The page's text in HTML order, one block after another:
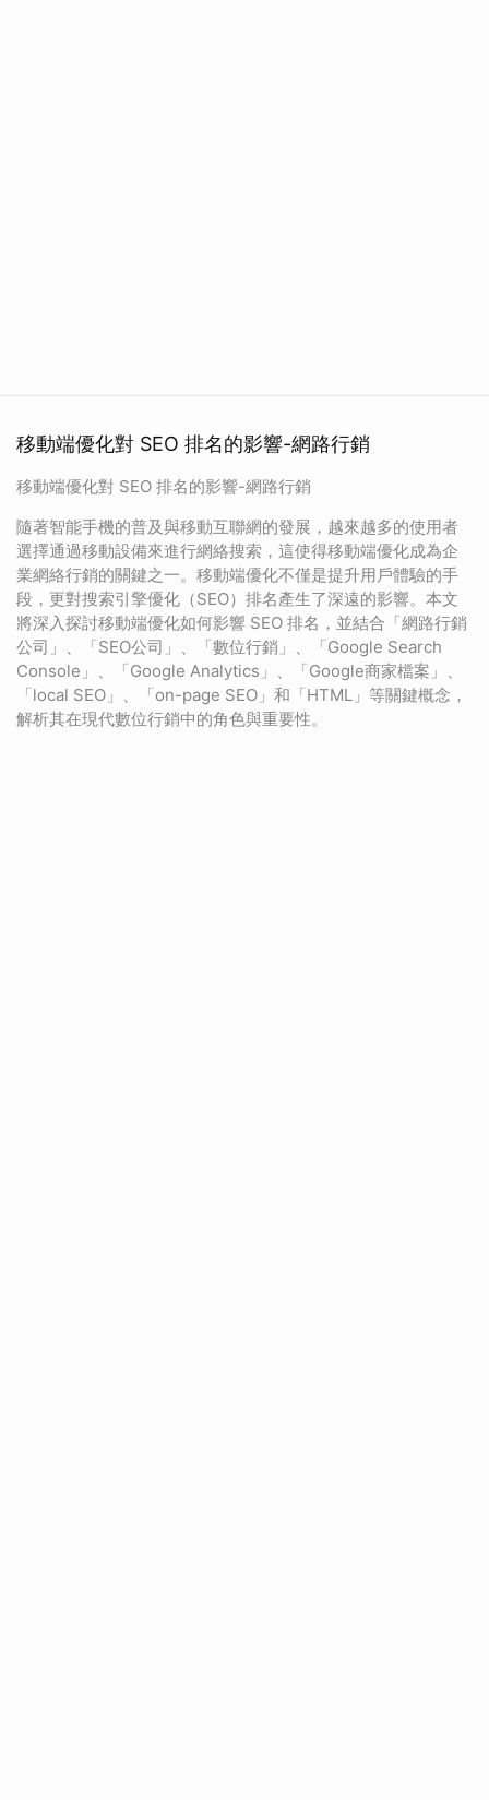
移動端優化對 SEO 排名的影響-網路行銷
移動端優化對 SEO 排名的影響-網路行銷
隨著智能手機的普及與移動互聯網的發展，越來越多的使用者
選擇通過移動設備來進行網絡搜索，這使得移動端優化成為企
業網絡行銷的關鍵之一。移動端優化不僅是提升用戶體驗的手
段，更對搜索引擎優化（SEO）排名產生了深遠的影響。本文
將深入探討移動端優化如何影響 SEO 排名，並結合「網路行銷
公司」、「SEO公司」、「數位行銷」、「Google Search
Console」、「Google Analytics」、「Google商家檔案」、
「local SEO」、「on-page SEO」和「HTML」等關鍵概念，
解析其在現代數位行銷中的角色與重要性。